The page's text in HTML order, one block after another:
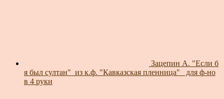
Зацепин А. "Если б
я был султан"_из к.ф. "Кавказская пленница"_ для ф-но
в 4 руки